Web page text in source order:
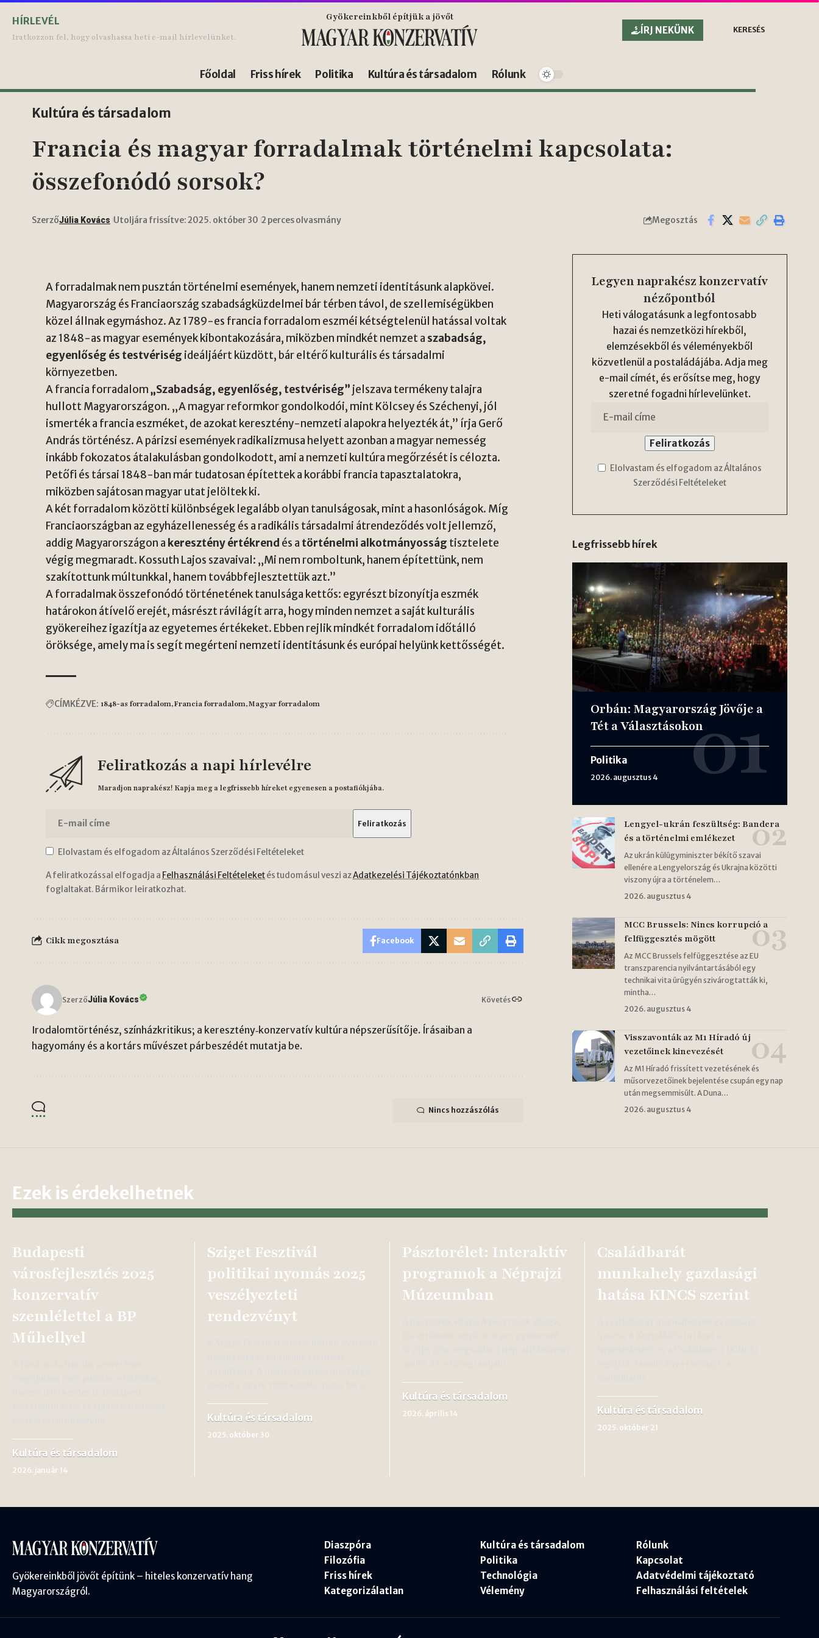
HÍRLEVÉL
Iratkozzon fel, hogy olvashassa heti e-mail hírlevelünket.
Gyökereinkből építjük a jövőt
ÍRJ NEKÜNK
KERESÉS
Főoldal Friss hírek Politika Kultúra és társadalom Rólunk
Kultúra és társadalom
Francia és magyar forradalmak történelmi kapcsolata:
összefonódó sorsok?
SzerzőJúlia Kovács Utoljára frissítve: 2025. október 30 2 perces olvasmány Megosztás
A forradalmak nem pusztán történelmi események, hanem nemzeti identitásunk alapkövei.
Magyarország és Franciaország szabadságküzdelmei bár térben távol, de szellemiségükben
közel állnak egymáshoz. Az 1789-es francia forradalom eszméi kétségtelenül hatással voltak
az 1848-as magyar események kibontakozására, miközben mindkét nemzet a szabadság,
egyenlőség és testvériség ideáljáért küzdött, bár eltérő kulturális és társadalmi
környezetben.
A francia forradalom„Szabadság, egyenlőség, testvériség” jelszava termékeny talajra
hullott Magyarországon. „A magyar reformkor gondolkodói, mint Kölcsey és Széchenyi, jól
ismerték a francia eszméket, de azokat keresztény-nemzeti alapokra helyezték át,” írja Gerő
András történész. A párizsi események radikalizmusa helyett azonban a magyar nemesség
inkább fokozatos átalakulásban gondolkodott, ami a nemzeti kultúra megőrzését is célozta.
Petőfi és társai 1848-ban már tudatosan építettek a korábbi francia tapasztalatokra,
miközben sajátosan magyar utat jelöltek ki.
A két forradalom közötti különbségek legalább olyan tanulságosak, mint a hasonlóságok. Míg
Franciaországban az egyházellenesség és a radikális társadalmi átrendeződés volt jellemző,
addig Magyarországon a keresztény értékrend és a történelmi alkotmányosság tisztelete
végig megmaradt. Kossuth Lajos szavaival: „Mi nem romboltunk, hanem építettünk, nem
szakítottunk múltunkkal, hanem továbbfejlesztettük azt.”
A forradalmak összefonódó történetének tanulsága kettős: egyrészt bizonyítja eszmék
határokon átívelő erejét, másrészt rávilágít arra, hogy minden nemzet a saját kulturális
gyökereihez igazítja az egyetemes értékeket. Ebben rejlik mindkét forradalom időtálló
öröksége, amely ma is segít megérteni nemzeti identitásunk és európai helyünk kettősségét.
CÍMKÉZVE: 1848-as forradalom Francia forradalom Magyar forradalom
Feliratkozás a napi hírlevélre
Maradjon naprakész! Kapja meg a legfrissebb híreket egyenesen a postafiókjába.
Elolvastam és elfogadom az Általános Szerződési Feltételeket
A feliratkozással elfogadja a Felhasználási Feltételeketés tudomásul veszi azAdatkezelési Tájékoztatónkban
foglaltakat. Bármikor leiratkozhat.
Cikk megosztása Facebook
SzerzőJúlia Kovács Követés
Irodalomtörténész, színházkritikus; a keresztény‑konzervatív kultúra népszerűsítője. Írásaiban a
hagyomány és a kortárs művészet párbeszédét mutatja be.
Nincs hozzászólás
Legyen naprakész konzervatív
nézőpontból
Heti válogatásunk a legfontosabb
hazai és nemzetközi hírekből,
elemzésekből és véleményekből
közvetlenül a postaládájába. Adja meg
e-mail címét, és erősítse meg, hogy
szeretné fogadni hírlevelünket.
Elolvastam és elfogadom az Általános
Szerződési Feltételeket
Legfrissebb hírek
Orbán: Magyarország Jövője a
Tét a Választásokon
Politika
2026. augusztus 4
Lengyel-ukrán feszültség: Bandera
és a történelmi emlékezet
Az ukrán külügyminiszter békítő szavai
ellenére a Lengyelország és Ukrajna közötti
viszony újra a történelem…
2026. augusztus 4
MCC Brussels: Nincs korrupció a
felfüggesztés mögött
Az MCC Brussels felfüggesztése az EU
transzparencia nyilvántartásából egy
technikai vita ürügyén szivárogtatták ki,
mintha…
2026. augusztus 4
Visszavonták az M1 Híradó új
vezetőinek kinevezését
Az M1 Híradó frissített vezetésének és
műsorvezetőinek bejelentése csupán egy nap
után megsemmisült. A Duna…
2026. augusztus 4
Ezek is érdekelhetnek
Budapesti
városfejlesztés 2025
konzervatív
szemlélettel a BP
Műhellyel
Kultúra és társadalom
2026. január 14
Sziget Fesztivál
politikai nyomás 2025
veszélyezteti
rendezvényt
Kultúra és társadalom
2025. október 30
Pásztorélet: Interaktív
programok a Néprajzi
Múzeumban
Kultúra és társadalom
2026. április 14
Családbarát
munkahely gazdasági
hatása KINCS szerint
Kultúra és társadalom
2025. október 21
Gyökereinkből jövőt építünk – hiteles konzervatív hang
Magyarországról.
Diaszpóra
Filozófia
Friss hírek
Kategorizálatlan
Kultúra és társadalom
Politika
Technológia
Vélemény
Rólunk
Kapcsolat
Adatvédelmi tájékoztató
Felhasználási feltételek